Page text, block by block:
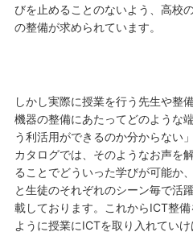
びを止めることのないよう、高校
の整備が求められています。
しかし実際に授業を行う先生や整
機器の整備にあたってどのような
う利活用ができるのか分からない
カタログでは、そのようなお声を
ることでどういった学びが可能か
と生徒のそれぞれのシーン毎で活
載しております。これからICT整
ように授業にICTを取り入れてい